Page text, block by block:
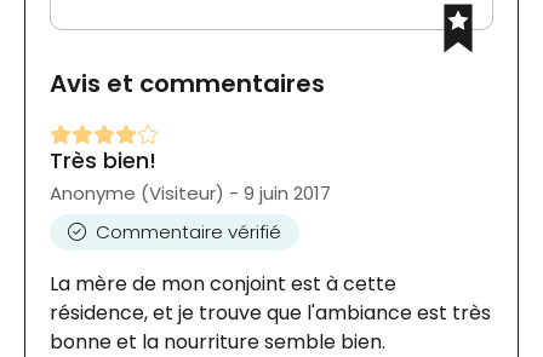
Avis et commentaires
Très bien!
Anonyme (Visiteur) - 9 juin 2017
Commentaire vérifié
La mère de mon conjoint est à cette
résidence, et je trouve que l'ambiance est très
bonne et la nourriture semble bien.